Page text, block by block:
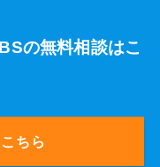
の無料相談はこ
ちら